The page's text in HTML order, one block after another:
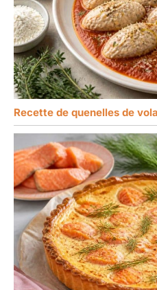
Recette de quenelles de